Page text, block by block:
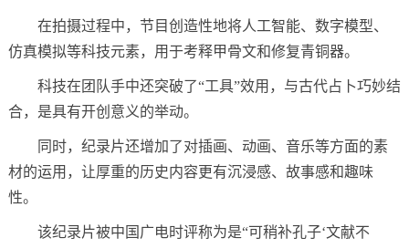
在拍摄过程中，节目创造性地将人工智能、数字模型、
仿真模拟等科技元素，用于考释甲骨文和修复青铜器。
科技在团队手中还突破了“工具”效用，与古代占卜巧妙结
合，是具有开创意义的举动。
同时，纪录片还增加了对插画、动画、音乐等方面的素
材的运用，让厚重的历史内容更有沉浸感、故事感和趣味
性。
该纪录片被中国广电时评称为是“可稍补孔子‘文献不